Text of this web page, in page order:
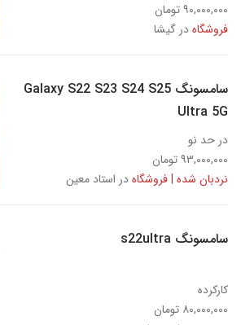
۹۰,۰۰۰,۰۰۰ تومان
فروشگاهدر گیشا
سامسونگ Galaxy S22 S23 S24 S25
Ultra 5G
در حد نو
۹۳,۰۰۰,۰۰۰ تومان
نردبان شده | فروشگاهدر استاد معین
سامسونگ s22ultra
کارکرده
۸۰,۰۰۰,۰۰۰ تومان